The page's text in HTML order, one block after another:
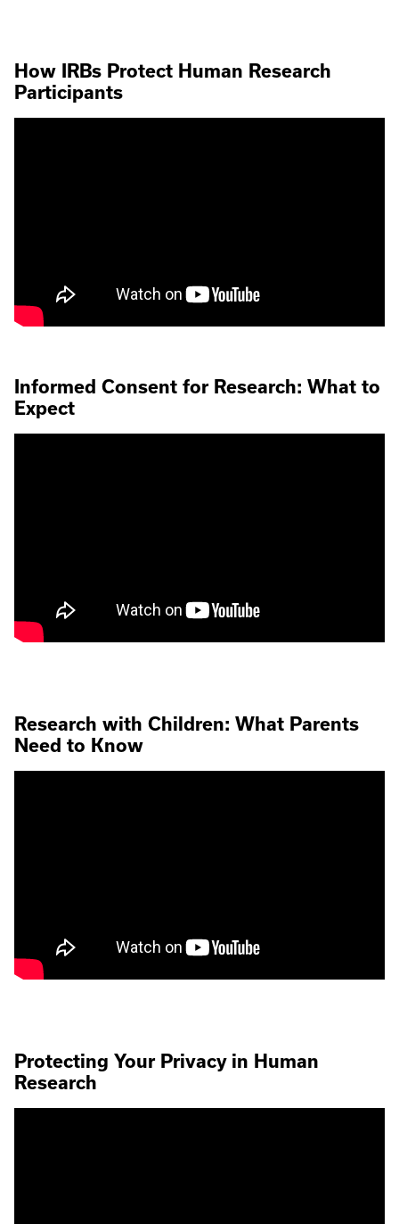
How IRBs Protect Human Research
Participants
Informed Consent for Research: What to
Expect
Research with Children: What Parents
Need to Know
Protecting Your Privacy in Human
Research